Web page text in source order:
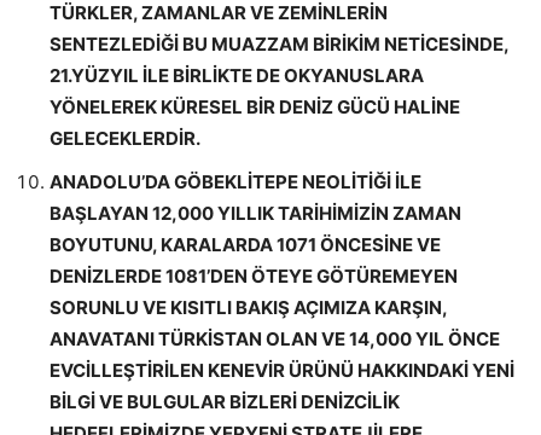
TÜRKLER, ZAMANLAR VE ZEMİNLERİN
SENTEZLEDİĞİ BU MUAZZAM BİRİKİM NETİCESİNDE,
21.YÜZYIL İLE BİRLİKTE DE OKYANUSLARA
YÖNELEREK KÜRESEL BİR DENİZ GÜCÜ HALİNE
GELECEKLERDİR.
ANADOLU’DA GÖBEKLİTEPE NEOLİTİĞİ İLE
BAŞLAYAN 12,000 YILLIK TARİHİMİZİN ZAMAN
BOYUTUNU, KARALARDA 1071 ÖNCESİNE VE
DENİZLERDE 1081’DEN ÖTEYE GÖTÜREMEYEN
SORUNLU VE KISITLI BAKIŞ AÇIMIZA KARŞIN,
ANAVATANI TÜRKİSTAN OLAN VE 14,000 YIL ÖNCE
EVCİLLEŞTİRİLEN KENEVİR ÜRÜNÜ HAKKINDAKİ YENİ
BİLGİ VE BULGULAR BİZLERİ DENİZCİLİK